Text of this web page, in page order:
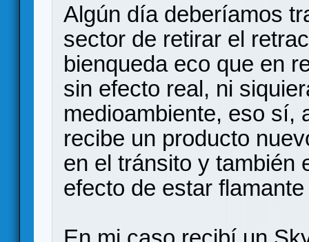
Algún día deberíamos
sector de retirar el
bienqueda eco que en
sin efecto real, ni
medioambiente, eso sí,
recibe un producto
en el tránsito y también
efecto de estar